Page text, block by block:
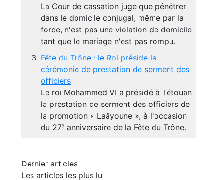
La Cour de cassation juge que pénétrer
dans le domicile conjugal, même par la
force, n'est pas une violation de domicile
tant que le mariage n'est pas rompu.
Fête du Trône : le Roi préside la
cérémonie de prestation de serment des
officiers
Le roi Mohammed VI a présidé à Tétouan
la prestation de serment des officiers de
la promotion « Laâyoune », à l'occasion
du 27ᵉ anniversaire de la Fête du Trône.
Dernier articles
Les articles les plus lu